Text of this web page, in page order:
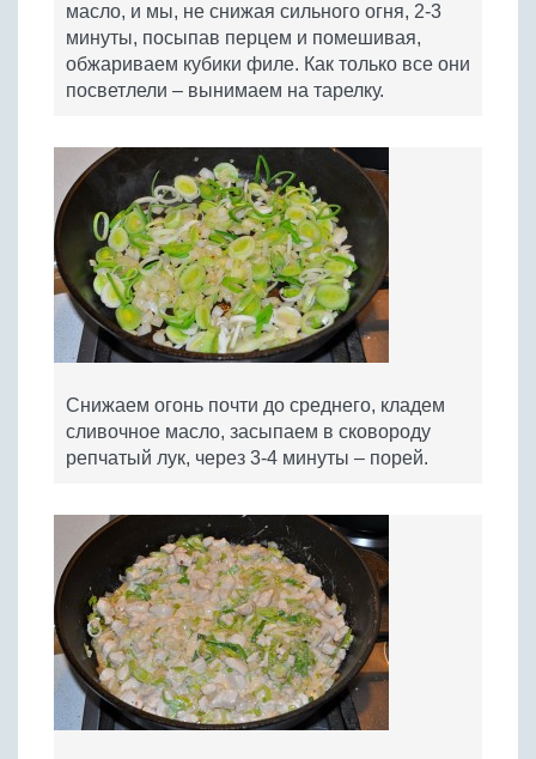
масло, и мы, не снижая сильного огня, 2-3
минуты, посыпав перцем и помешивая,
обжариваем кубики филе. Как только все они
посветлели – вынимаем на тарелку.
Снижаем огонь почти до среднего, кладем
сливочное масло, засыпаем в сковороду
репчатый лук, через 3-4 минуты – порей.